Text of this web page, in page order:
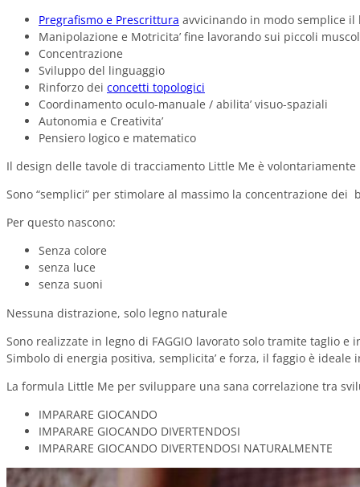
Pregrafismo e Prescrittura avvicinando in modo semplice
Manipolazione e Motricita’ fine lavorando sui piccoli
Concentrazione
Sviluppo del linguaggio
Rinforzo dei concetti topologici
Coordinamento oculo-manuale / abilita’ visuo-spaziali
Autonomia e Creativita’
Pensiero logico e matematico
Il design delle tavole di tracciamento Little Me è
Sono “semplici” per stimolare al massimo la concentrazione dei
Per questo nascono:
Senza colore
senza luce
senza suoni
Nessuna distrazione, solo legno naturale
Sono realizzate in legno di FAGGIO lavorato solo tramite taglio
Simbolo di energia positiva, semplicita’ e forza, il faggio è
La formula Little Me per sviluppare una sana correlazione tra
IMPARARE GIOCANDO
IMPARARE GIOCANDO DIVERTENDOSI
IMPARARE GIOCANDO DIVERTENDOSI NATURALMENTE